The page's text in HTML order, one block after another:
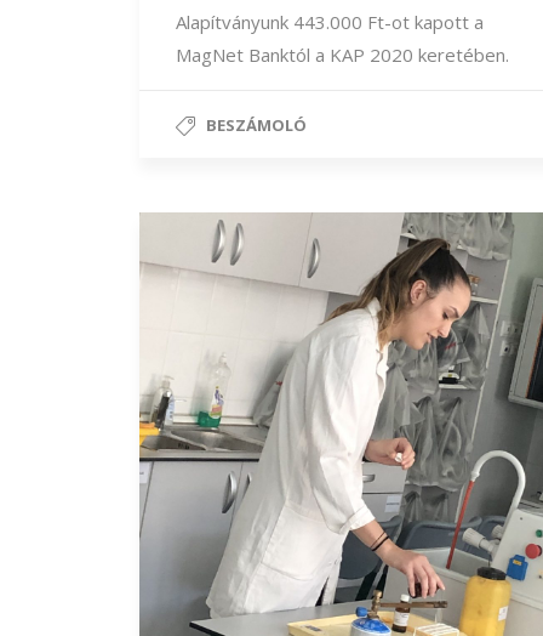
Alapítványunk 443.000 Ft-ot kapott a
MagNet Banktól a KAP 2020 keretében.
BESZÁMOLÓ